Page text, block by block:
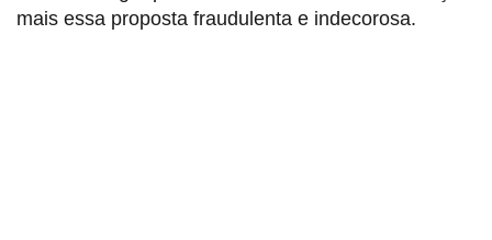
mais essa proposta fraudulenta e indecorosa.